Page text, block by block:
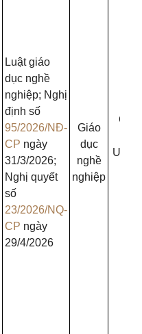
Luật giáo
dục nghề
nghiệp; Nghị
định số
95/2026/NĐ-
CP ngày
31/3/2026;
Nghị quyết
số
23/2026/NQ-
CP ngày
29/4/2026
Giáo
dục
nghề
nghiệp
Chủ